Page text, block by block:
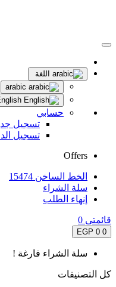
اللغة
حسابي
تسجيل
تسجيل
Offers
الخط الساخن 15474
سلة الشراء
إنهاء الطلب
قائمتى 0
0
0 EGP
سلة الشراء فارغة !
كل التصنيفات